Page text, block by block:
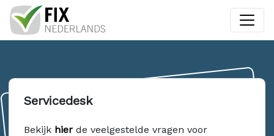
Servicedesk
Bekijk hier de veelgestelde vragen voor